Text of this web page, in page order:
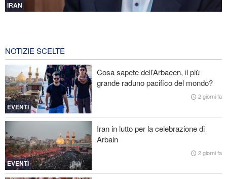
IRAN
Fidan: Israele non ha alcuna intenzione di raggiungere la pace
Nuovo rapporto di CBS: Gli Stati Uniti hanno quasi esaurito i
missili a lungo raggio durante la guerra
Baghaei: Il clima dei negoziati tra Iran e Oman sullo Stretto di
Attacco aereo saudita contro la capitale dello Yemen
NOTIZIE SCELTE
EVENTI
Cosa sapete dell’Arbaeen, il più
grande raduno pacifico del mondo?
2 giorni fa
EVENTI
Iran in lutto per la celebrazione di
Arbain
2 giorni fa